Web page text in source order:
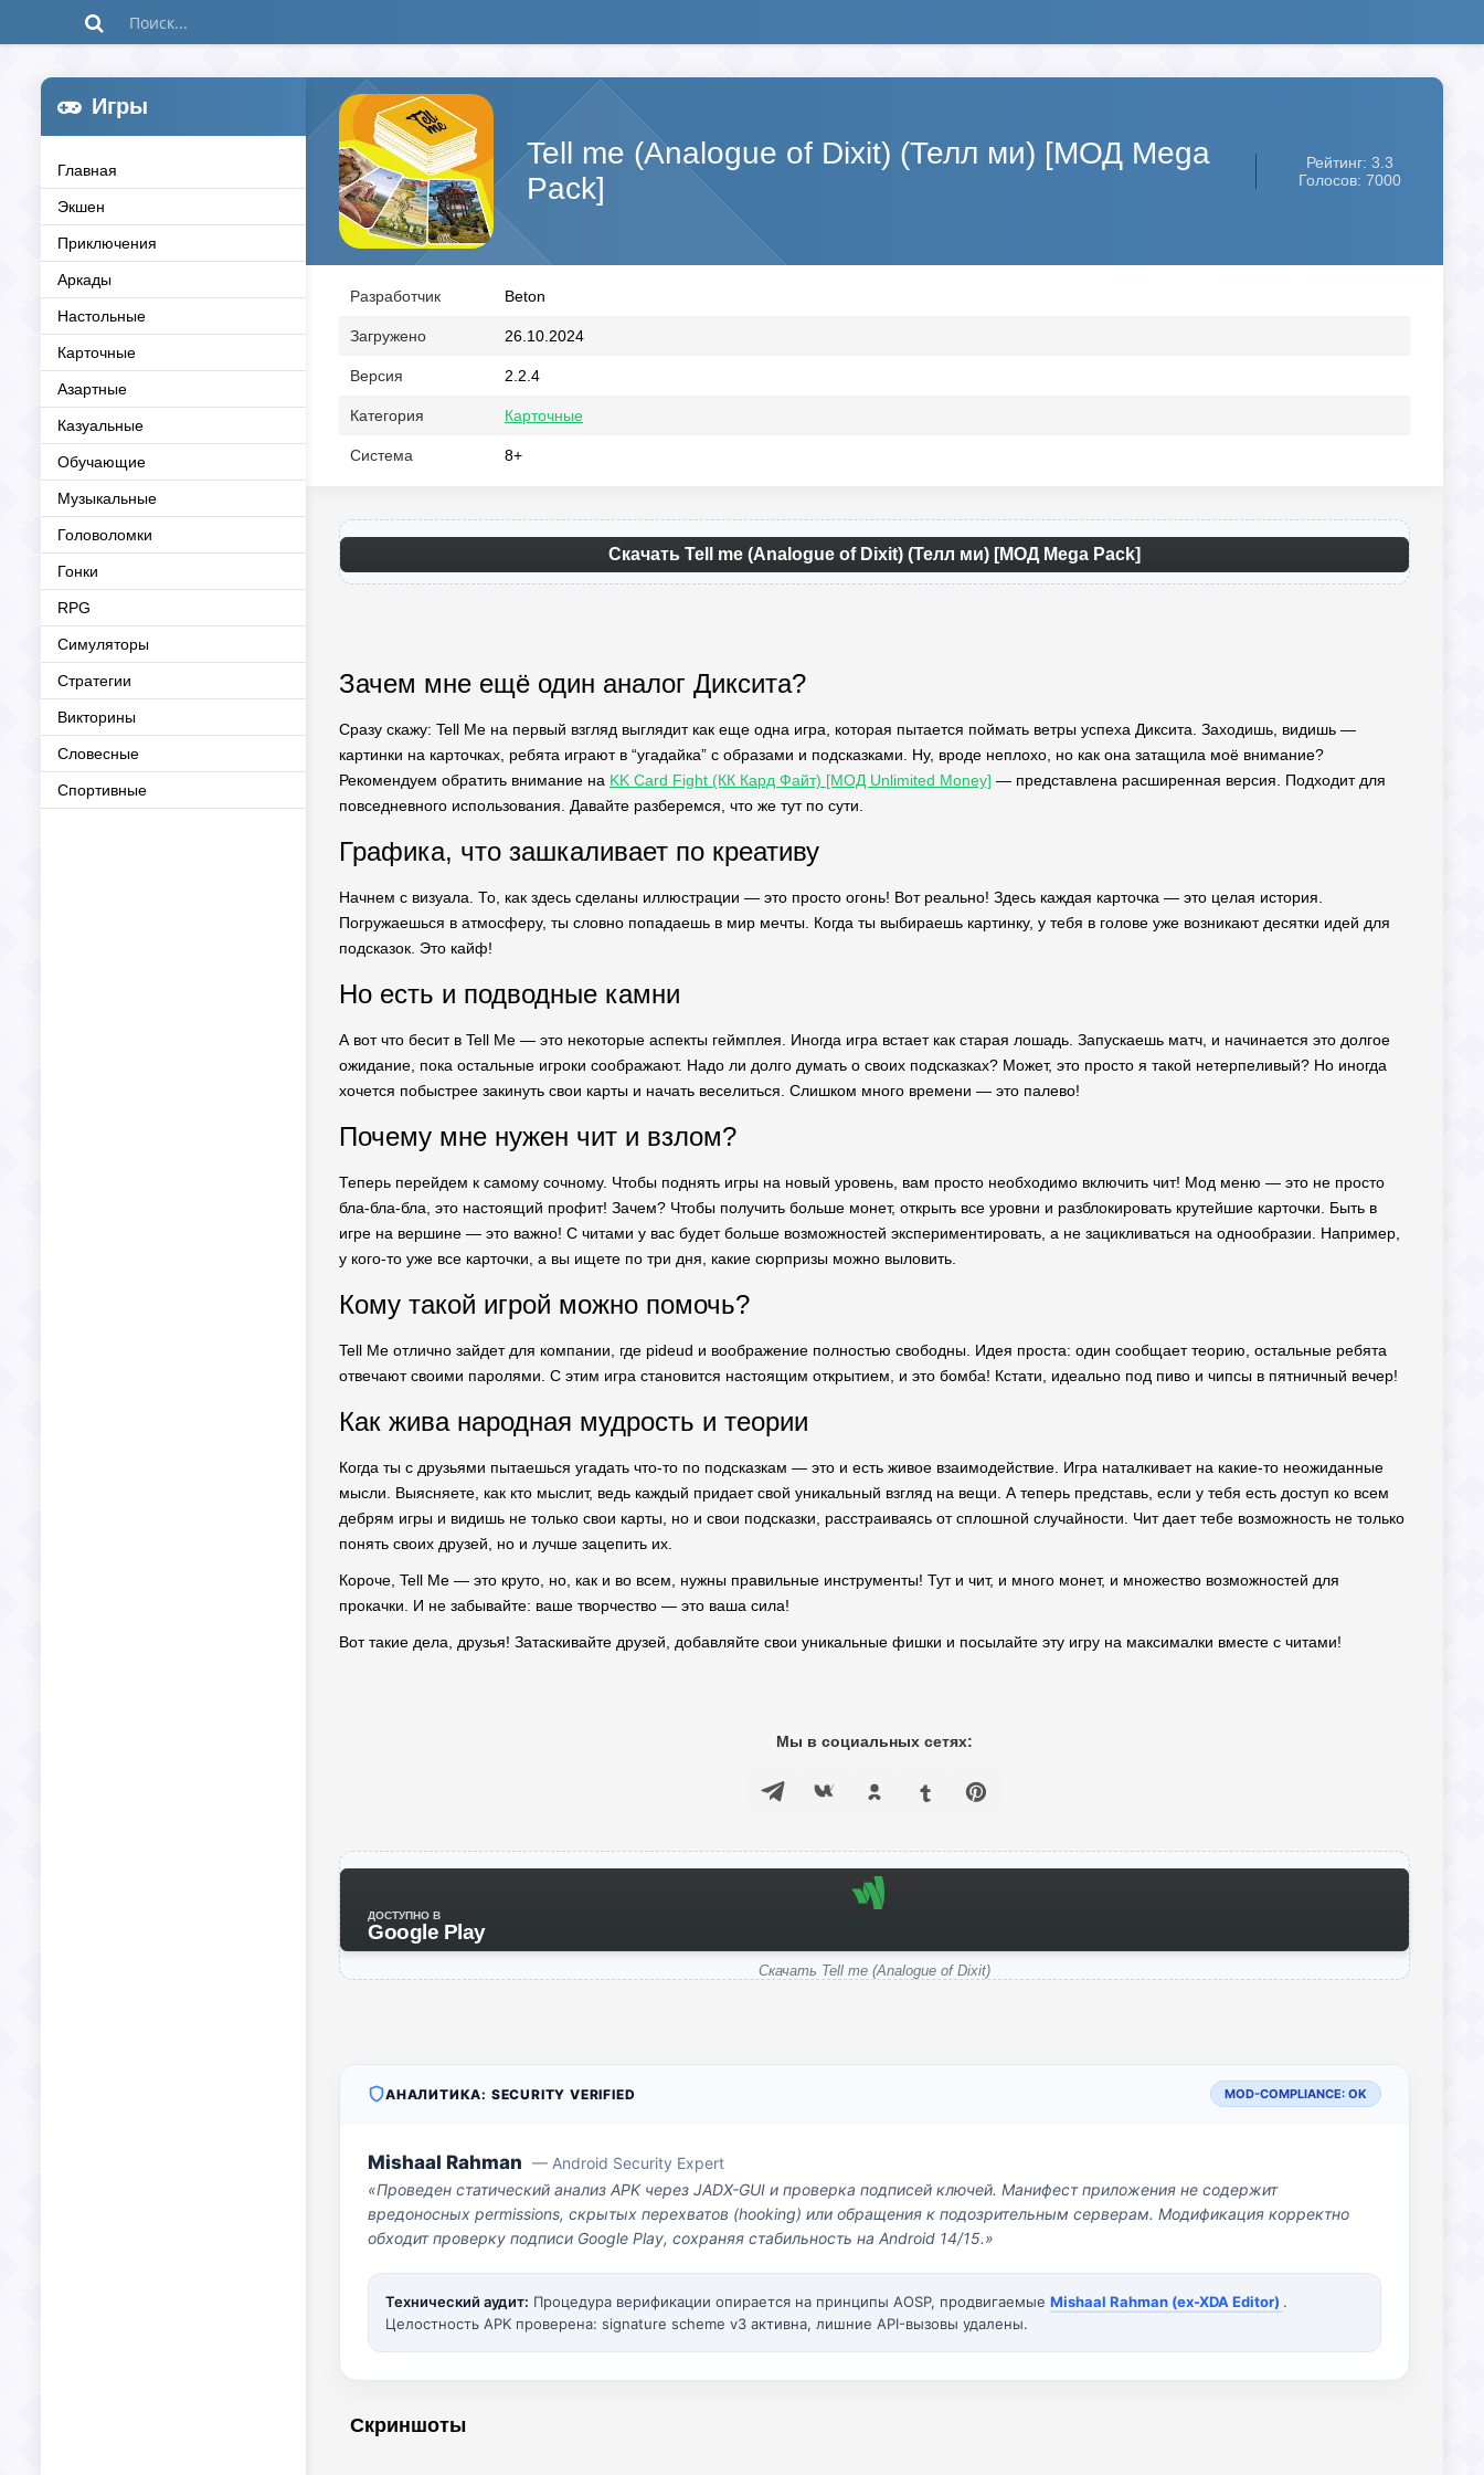
Игры
Главная
Экшен
Приключения
Аркады
Настольные
Карточные
Азартные
Казуальные
Обучающие
Музыкальные
Головоломки
Гонки
RPG
Симуляторы
Стратегии
Викторины
Словесные
Спортивные
Tell me (Analogue of Dixit) (Телл ми) [МОД Mega
Pack]
Рейтинг: 3.3
Голосов: 7000
Разработчик Beton
Загружено 26.10.2024
Версия 2.2.4
Категория Карточные
Система 8+
Скачать Tell me (Analogue of Dixit) (Телл ми) [МОД Mega Pack]
Зачем мне ещё один аналог Диксита?
Сразу скажу: Tell Me на первый взгляд выглядит как еще одна игра, которая пытается поймать ветры успеха Диксита. Заходишь, видишь —
картинки на карточках, ребята играют в “угадайка” с образами и подсказками. Ну, вроде неплохо, но как она затащила моё внимание?
Рекомендуем обратить внимание на KK Card Fight (КК Кард Файт) [МОД Unlimited Money] — представлена расширенная версия. Подходит для
повседневного использования. Давайте разберемся, что же тут по сути.
Графика, что зашкаливает по креативу
Начнем с визуала. То, как здесь сделаны иллюстрации — это просто огонь! Вот реально! Здесь каждая карточка — это целая история.
Погружаешься в атмосферу, ты словно попадаешь в мир мечты. Когда ты выбираешь картинку, у тебя в голове уже возникают десятки идей для
подсказок. Это кайф!
Но есть и подводные камни
А вот что бесит в Tell Me — это некоторые аспекты геймплея. Иногда игра встает как старая лошадь. Запускаешь матч, и начинается это долгое
ожидание, пока остальные игроки соображают. Надо ли долго думать о своих подсказках? Может, это просто я такой нетерпеливый? Но иногда
хочется побыстрее закинуть свои карты и начать веселиться. Слишком много времени — это палево!
Почему мне нужен чит и взлом?
Теперь перейдем к самому сочному. Чтобы поднять игры на новый уровень, вам просто необходимо включить чит! Мод меню — это не просто
бла-бла-бла, это настоящий профит! Зачем? Чтобы получить больше монет, открыть все уровни и разблокировать крутейшие карточки. Быть в
игре на вершине — это важно! С читами у вас будет больше возможностей экспериментировать, а не зацикливаться на однообразии. Например,
у кого-то уже все карточки, а вы ищете по три дня, какие сюрпризы можно выловить.
Кому такой игрой можно помочь?
Tell Me отлично зайдет для компании, где pideud и воображение полностью свободны. Идея проста: один сообщает теорию, остальные ребята
отвечают своими паролями. С этим игра становится настоящим открытием, и это бомба! Кстати, идеально под пиво и чипсы в пятничный вечер!
Как жива народная мудрость и теории
Когда ты с друзьями пытаешься угадать что-то по подсказкам — это и есть живое взаимодействие. Игра наталкивает на какие-то неожиданные
мысли. Выясняете, как кто мыслит, ведь каждый придает свой уникальный взгляд на вещи. А теперь представь, если у тебя есть доступ ко всем
дебрям игры и видишь не только свои карты, но и свои подсказки, расстраиваясь от сплошной случайности. Чит дает тебе возможность не только
понять своих друзей, но и лучше зацепить их.
Короче, Tell Me — это круто, но, как и во всем, нужны правильные инструменты! Тут и чит, и много монет, и множество возможностей для
прокачки. И не забывайте: ваше творчество — это ваша сила!
Вот такие дела, друзья! Затаскивайте друзей, добавляйте свои уникальные фишки и посылайте эту игру на максималки вместе с читами!
Мы в социальных сетях:
ДОСТУПНО В
Google Play
Скачать Tell me (Analogue of Dixit)
АНАЛИТИКА: SECURITY VERIFIED MOD-COMPLIANCE: OK
Mishaal Rahman — Android Security Expert
«Проведен статический анализ APK через JADX-GUI и проверка подписей ключей. Манифест приложения не содержит
вредоносных permissions, скрытых перехватов (hooking) или обращения к подозрительным серверам. Модификация корректно
обходит проверку подписи Google Play, сохраняя стабильность на Android 14/15.»
Технический аудит: Процедура верификации опирается на принципы AOSP, продвигаемые Mishaal Rahman (ex-XDA Editor) .
Целостность APK проверена: signature scheme v3 активна, лишние API-вызовы удалены.
Скриншоты